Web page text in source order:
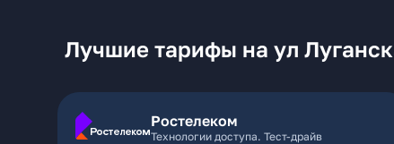
Лучшие тарифы на ул
Ростелеком
Технологии доступа. Тест-драйв